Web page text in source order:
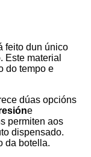
feito dun único
Este material
do tempo e
dúas opcións
e
permiten aos
dispensado.
da botella.